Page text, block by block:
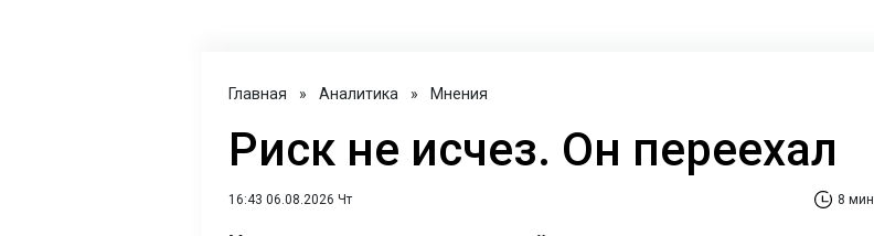
Главная » Аналитика » Мнения
Риск не исчез. Он переехал
16:43 06.08.2026 Чт 8 мин